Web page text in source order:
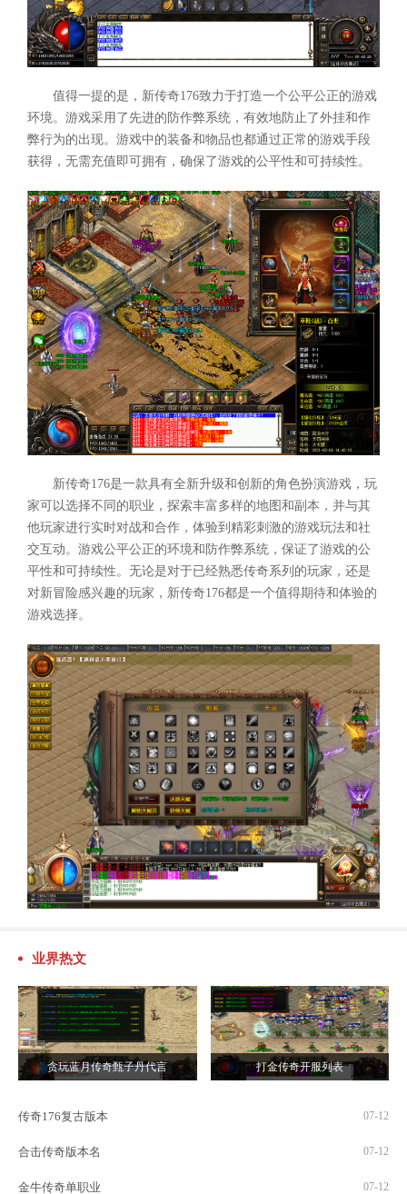
值得一提的是，新传奇176致力于打造一个公平公正的游戏
环境。游戏采用了先进的防作弊系统，有效地防止了外挂和作
弊行为的出现。游戏中的装备和物品也都通过正常的游戏手段
获得，无需充值即可拥有，确保了游戏的公平性和可持续性。
新传奇176是一款具有全新升级和创新的角色扮演游戏，玩
家可以选择不同的职业，探索丰富多样的地图和副本，并与其
他玩家进行实时对战和合作，体验到精彩刺激的游戏玩法和社
交互动。游戏公平公正的环境和防作弊系统，保证了游戏的公
平性和可持续性。无论是对于已经熟悉传奇系列的玩家，还是
对新冒险感兴趣的玩家，新传奇176都是一个值得期待和体验的
游戏选择。
业界热文
贪玩蓝月传奇甄子丹代言 打金传奇开服列表
传奇176复古版本 07-12
合击传奇版本名 07-12
金牛传奇单职业 07-12